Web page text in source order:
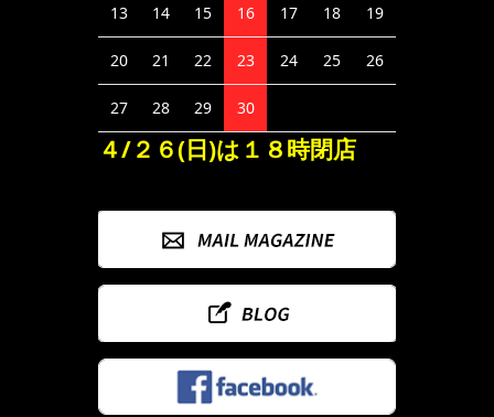
13 14 15 16 17 18 19
20 21 22 23 24 25 26
27 28 29 30
４/２６(日)は１８時閉店